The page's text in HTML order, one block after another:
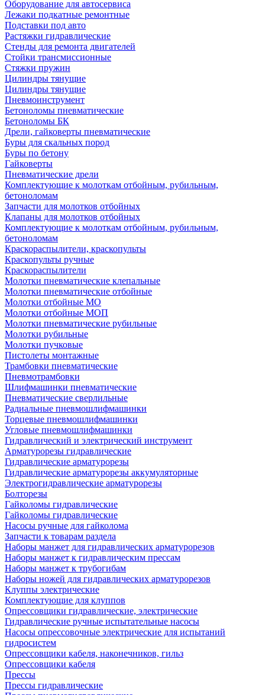
Оборудование для автосервиса
Лежаки подкатные ремонтные
Подставки под авто
Растяжки гидравлические
Стенды для ремонта двигателей
Стойки трансмиссионные
Стяжки пружин
Цилиндры тянущие
Цилиндры тянущие
Пневмоинструмент
Бетоноломы пневматические
Бетоноломы БК
Дрели, гайковерты пневматические
Буры для скальных пород
Буры по бетону
Гайковерты
Пневматические дрели
Комплектующие к молоткам отбойным, рубильным,
бетоноломам
Запчасти для молотков отбойных
Клапаны для молотков отбойных
Комплектующие к молоткам отбойным, рубильным,
бетоноломам
Краскораспылители, краскопульты
Краскопульты ручные
Краскораспылители
Молотки пневматические клепальные
Молотки пневматические отбойные
Молотки отбойные МО
Молотки отбойные МОП
Молотки пневматические рубильные
Молотки рубильные
Молотки пучковые
Пистолеты монтажные
Трамбовки пневматические
Пневмотрамбовки
Шлифмашинки пневматические
Пневматические сверлильные
Радиальные пневмошлифмашинки
Торцевые пневмошлифмашинки
Угловые пневмошлифмашинки
Гидравлический и электрический инструмент
Арматурорезы гидравлические
Гидравлические арматурорезы
Гидравлические арматурорезы аккумуляторные
Электрогидравлические арматурорезы
Болторезы
Гайколомы гидравлические
Гайколомы гидравлические
Насосы ручные для гайколома
Запчасти к товарам раздела
Наборы манжет для гидравлических арматурорезов
Наборы манжет к гидравлическим прессам
Наборы манжет к трубогибам
Наборы ножей для гидравлических арматурорезов
Клуппы электрические
Комплектующие для клуппов
Опрессовщики гидравлические, электрические
Гидравлические ручные испытательные насосы
Насосы опрессовочные электрические для испытаний
гидросистем
Опрессовщики кабеля, наконечников, гильз
Опрессовщики кабеля
Прессы
Прессы гидравлические